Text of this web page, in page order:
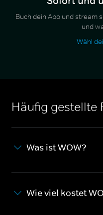
Buch dein Abo und stream
und
Wähl
Häufig gestellte
Was ist WOW?
Wie viel kostet